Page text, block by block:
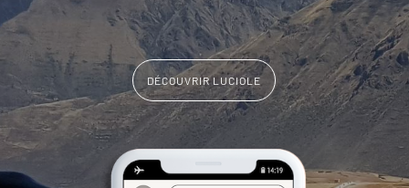
DÉCOUVRIR LUCIOLE